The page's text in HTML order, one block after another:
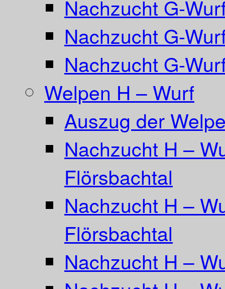
Nachzucht G-
Nachzucht G-
Nachzucht G-
Welpen H – Wurf
Auszug der
Nachzucht H –
Flörsbachtal
Nachzucht H –
Flörsbachtal
Nachzucht H –